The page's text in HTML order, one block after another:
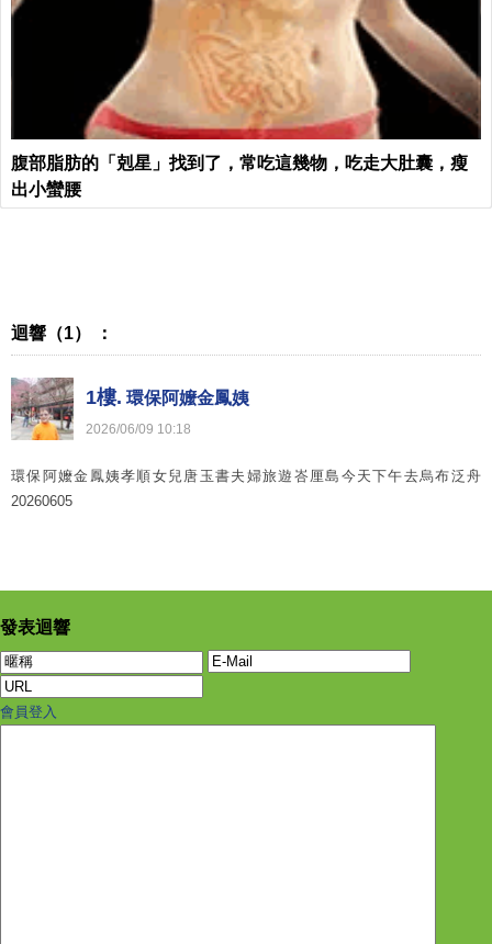
腹部脂肪的「剋星」找到了，常吃這幾物，吃走大肚囊，瘦
出小蠻腰
迴響（1） ：
1樓. 環保阿嬤金鳳姨
2026/06/09 10:18
環保阿嬤金鳳姨孝順女兒唐玉書夫婦旅遊峇厘島今天下午去烏布泛舟
20260605
發表迴響
會員登入